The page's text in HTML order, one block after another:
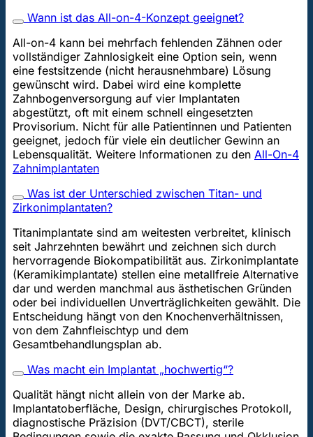
Wann ist das All-on-4-Konzept geeignet?
All-on-4 kann bei mehrfach fehlenden Zähnen oder
vollständiger Zahnlosigkeit eine Option sein, wenn
eine festsitzende (nicht herausnehmbare) Lösung
gewünscht wird. Dabei wird eine komplette
Zahnbogenversorgung auf vier Implantaten
abgestützt, oft mit einem schnell eingesetzten
Provisorium. Nicht für alle Patientinnen und Patienten
geeignet, jedoch für viele ein deutlicher Gewinn an
Lebensqualität. Weitere Informationen zu den All-On-4
Zahnimplantaten
Was ist der Unterschied zwischen Titan- und
Zirkonimplantaten?
Titanimplantate sind am weitesten verbreitet, klinisch
seit Jahrzehnten bewährt und zeichnen sich durch
hervorragende Biokompatibilität aus. Zirkonimplantate
(Keramikimplantate) stellen eine metallfreie Alternative
dar und werden manchmal aus ästhetischen Gründen
oder bei individuellen Unverträglichkeiten gewählt. Die
Entscheidung hängt von den Knochenverhältnissen,
von dem Zahnfleischtyp und dem
Gesamtbehandlungsplan ab.
Was macht ein Implantat „hochwertig“?
Qualität hängt nicht allein von der Marke ab.
Implantatoberfläche, Design, chirurgisches Protokoll,
diagnostische Präzision (DVT/CBCT), sterile